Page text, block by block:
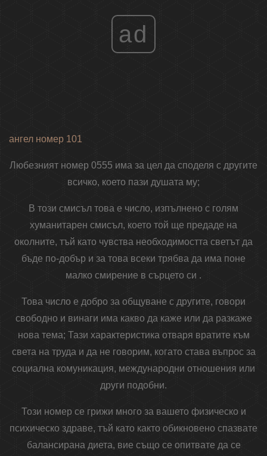
ad
ангел номер 101
Любезният номер 0555 има за цел да споделя с другите
всичко, което пази душата му;
В този смисъл това е число, изпълнено с голям
хуманитарен смисъл, което той ще предаде на
околните, тъй като чувства необходимостта светът да
бъде по-добър и за това всеки трябва да има поне
малко смирение в сърцето си .
Това число е добро за общуване с другите, говори
свободно и винаги има какво да каже или да разкаже
нова тема; Тази характеристика отваря вратите към
света на труда и да не говорим, когато става въпрос за
социална комуникация, международни отношения или
други подобни.
Този номер се грижи много за вашето физическо и
психическо здраве, тъй като както обикновено спазвате
балансирана диета, вие също се опитвате да се